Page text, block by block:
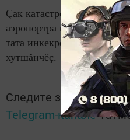
Çак катастрофăра вилнӗ
аэропортра митинг иртрӗ.
тата инкекре вилнисен
хутшăнчӗç.
Следите за самым
Telegram-канале